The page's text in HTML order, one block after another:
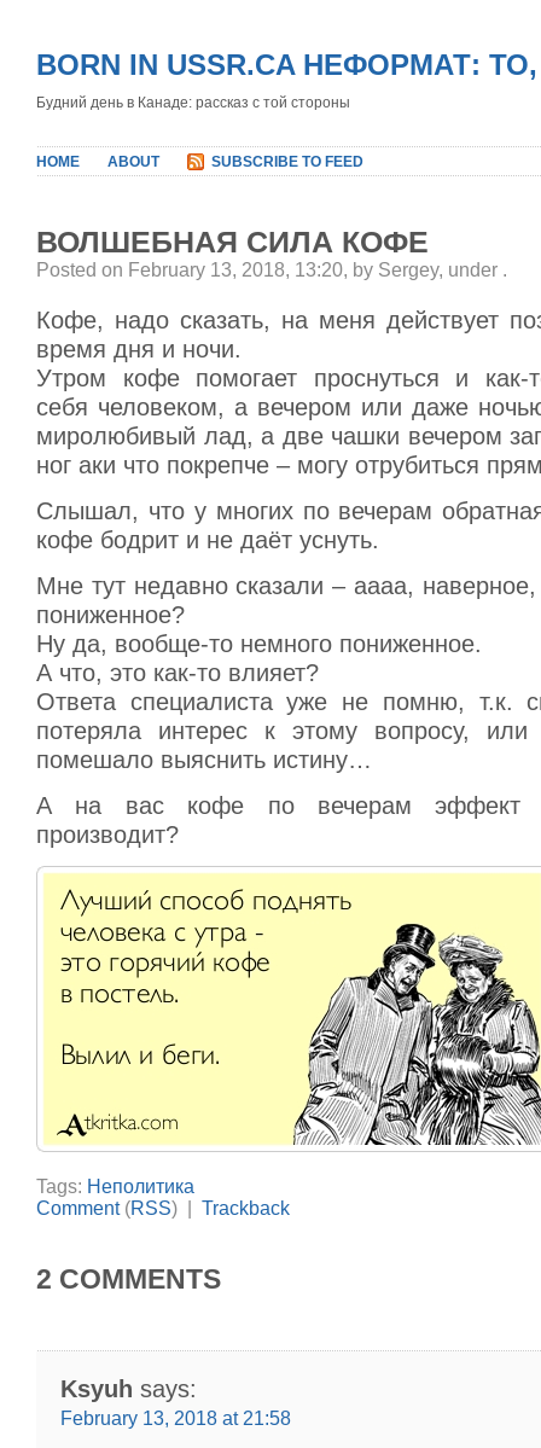
BORN IN USSR.CA НЕФОРМАТ:
Будний день в Канаде: рассказ с той стороны
HOME ABOUT SUBSCRIBE TO FEED
ВОЛШЕБНАЯ СИЛА КОФЕ
Posted on February 13, 2018, 13:20, by Sergey, under .
Кофе, надо сказать, на меня действует
время дня и ночи.
Утром кофе помогает проснуться и как-
себя человеком, а вечером или даже
миролюбивый лад, а две чашки вечером
ног аки что покрепче – могу отрубиться
Слышал, что у многих по вечерам
кофе бодрит и не даёт уснуть.
Мне тут недавно сказали – аааа,
пониженное?
Ну да, вообще-то немного пониженное.
А что, это как-то влияет?
Ответа специалиста уже не помню, т.к.
потеряла интерес к этому вопросу,
помешало выяснить истину…
А на вас кофе по вечерам эффект
производит?
Tags: Неполитика
Comment(RSS) | Trackback
2 COMMENTS
Ksyuh says:
February 13, 2018 at 21:58